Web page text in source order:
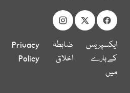
ایکسپریس
کے بارے
میں
ضابطہ
اخلاق
Privacy
Policy